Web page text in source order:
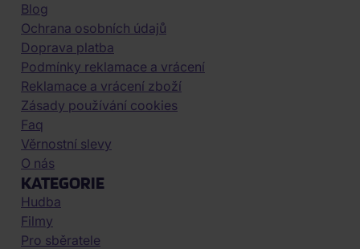
Blog
Ochrana osobních údajů
Doprava platba
Podmínky reklamace a vrácení
Reklamace a vrácení zboží
Zásady používání cookies
Faq
Věrnostní slevy
O nás
KATEGORIE
Hudba
Filmy
Pro sběratele